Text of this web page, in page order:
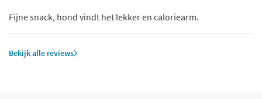
Fijne snack, hond vindt het lekker en caloriearm.
Bekijk alle reviews